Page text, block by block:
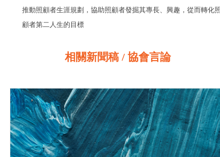
推動照顧者生涯規劃，協助照顧者發掘其專長、興趣，從而轉化
顧者第二人生的目標
相關新聞稿 / 協會言論